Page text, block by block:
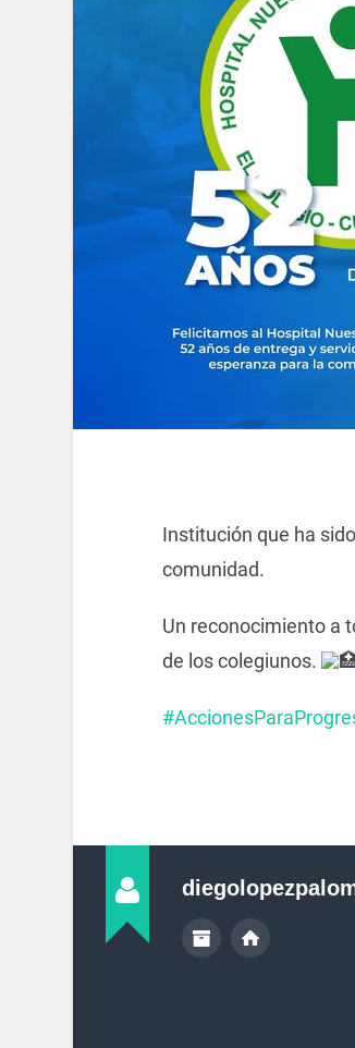
Institución que ha
comunidad.
Un reconocimiento a
de los colegiunos.